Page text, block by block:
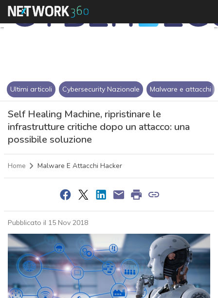
Ultimi articoli Cybersecurity Nazionale Malware e attacchi
Self Healing Machine, ripristinare le
infrastrutture critiche dopo un attacco: una
possibile soluzione
Home Malware E Attacchi Hacker
Pubblicato il 15 Nov 2018